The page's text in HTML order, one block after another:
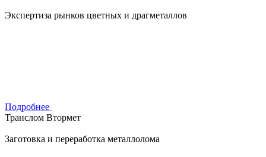
Экспертиза рынков цветных и драгметаллов
Подробнее
Транслом Втормет
Заготовка и переработка металлолома